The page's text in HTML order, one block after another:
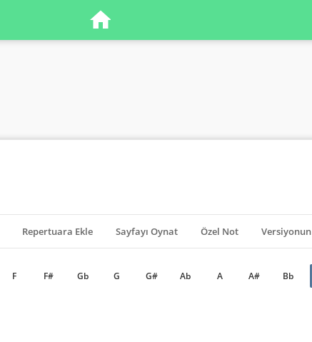
Repertuara Ekle Sayfayı Oynat Özel Not Versiyonun
F F# Gb G G# Ab A A# Bb